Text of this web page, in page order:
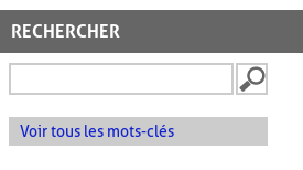
RECHERCHER
Voir tous les mots-clés